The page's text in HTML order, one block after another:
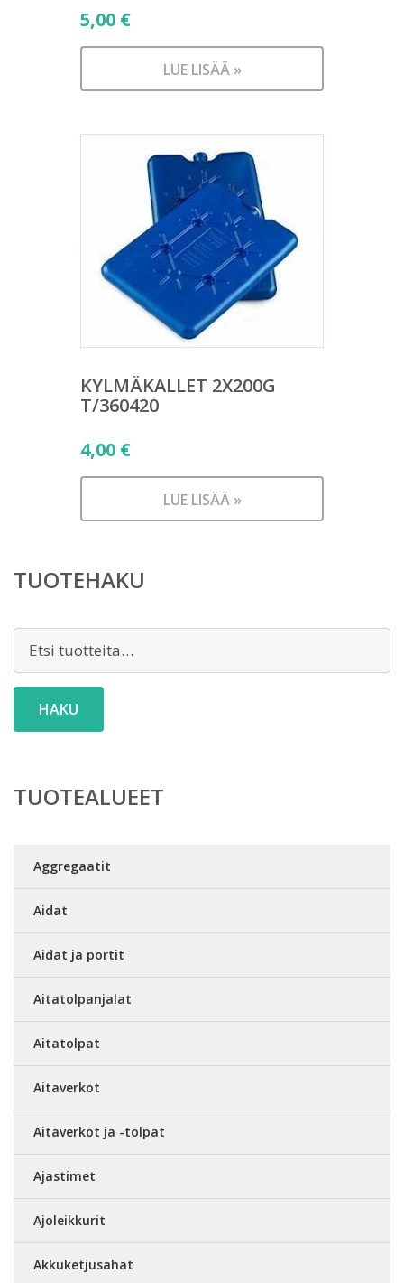
5,00 €
LUE LISÄÄ »
KYLMÄKALLET 2X200G
T/360420
4,00 €
LUE LISÄÄ »
TUOTEHAKU
Etsi:
HAKU
TUOTEALUEET
Aggregaatit
Aidat
Aidat ja portit
Aitatolpanjalat
Aitatolpat
Aitaverkot
Aitaverkot ja -tolpat
Ajastimet
Ajoleikkurit
Akkuketjusahat